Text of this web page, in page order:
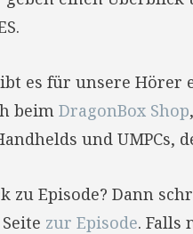
es für unsere Hörer
beim DragonBox Shop
und UMPCs,
zu Episode? Dann
zur Episode. Falls